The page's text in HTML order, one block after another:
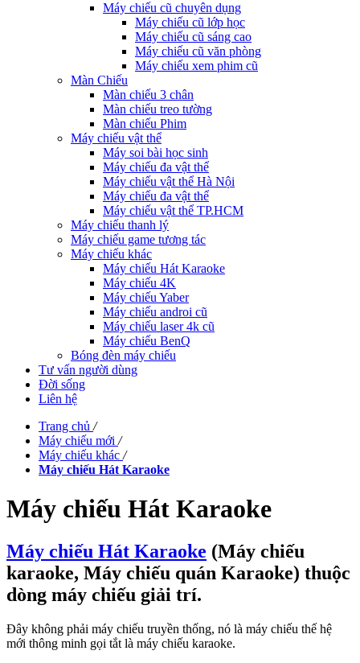
Máy chiếu cũ chuyên dụng
Máy chiếu cũ lớp học
Máy chiếu cũ sáng cao
Máy chiếu cũ văn phòng
Máy chiếu xem phim cũ
Màn Chiếu
Màn chiếu 3 chân
Màn chiếu treo tường
Màn chiếu Phim
Máy chiếu vật thể
Máy soi bài học sinh
Máy chiếu đa vật thể
Máy chiếu vật thể Hà Nội
Máy chiếu đa vật thể
Máy chiếu vật thể TP.HCM
Máy chiếu thanh lý
Máy chiếu game tương tác
Máy chiếu khác
Máy chiếu Hát Karaoke
Máy chiếu 4K
Máy chiếu Yaber
Máy chiếu androi cũ
Máy chiếu laser 4k cũ
Máy chiếu BenQ
Bóng đèn máy chiếu
Tư vấn người dùng
Đời sống
Liên hệ
Trang chủ /
Máy chiếu mới /
Máy chiếu khác /
Máy chiếu Hát Karaoke
Máy chiếu Hát Karaoke
Máy chiếu Hát Karaoke (Máy chiếu
karaoke, Máy chiếu quán Karaoke) thuộc
dòng máy chiếu giải trí.
Đây không phải máy chiếu truyền thống, nó là máy chiếu thế hệ
mới thông minh gọi tắt là máy chiếu karaoke.